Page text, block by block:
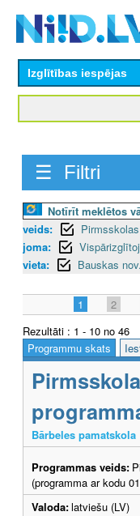
Izglītības iespējas
☰ Filtri
Notīrīt meklētos
veids:
joma:
vieta:
Bauskas nov.
1 2
Rezultāti : 1 - 10 no 46
Programmu skats
Bārbeles pamatskola
Programmas veids:
(programma ar kodu
Valoda:latviešu (LV)